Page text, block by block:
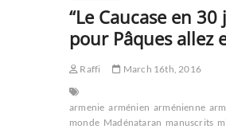
“Le Caucase en
pour Pâques allez
Raffi March 16th, 2016
armenie arménien arménienne
monde Madénataran manuscrits